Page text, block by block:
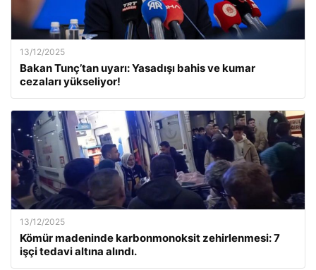
13/12/2025
Bakan Tunç’tan uyarı: Yasadışı bahis ve kumar
cezaları yükseliyor!
13/12/2025
Kömür madeninde karbonmonoksit zehirlenmesi: 7
işçi tedavi altına alındı.